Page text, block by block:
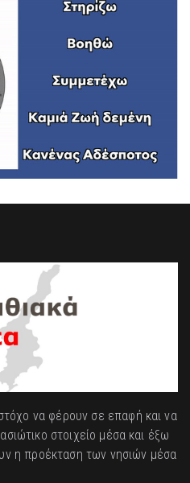
να φέρουν σε επαφή και να
στοιχείο μέσα και έξω
η προέκταση των νησιών μέσα